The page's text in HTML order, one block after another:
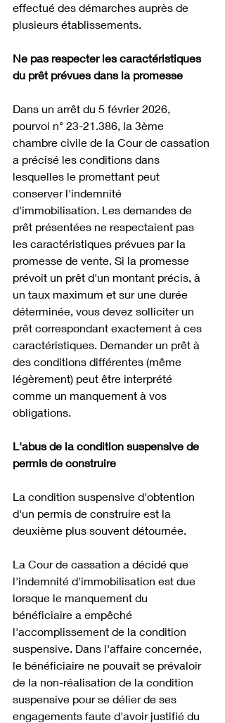
effectué des démarches auprès de
plusieurs établissements.
Ne pas respecter les caractéristiques
du prêt prévues dans la promesse
Dans un arrêt du 5 février 2026,
pourvoi n° 23-21.386, la 3ème
chambre civile de la Cour de cassation
a précisé les conditions dans
lesquelles le promettant peut
conserver l'indemnité
d'immobilisation. Les demandes de
prêt présentées ne respectaient pas
les caractéristiques prévues par la
promesse de vente. Si la promesse
prévoit un prêt d'un montant précis, à
un taux maximum et sur une durée
déterminée, vous devez solliciter un
prêt correspondant exactement à ces
caractéristiques. Demander un prêt à
des conditions différentes (même
légèrement) peut être interprété
comme un manquement à vos
obligations.
L'abus de la condition suspensive de
permis de construire
La condition suspensive d'obtention
d'un permis de construire est la
deuxième plus souvent détournée.
La Cour de cassation a décidé que
l'indemnité d'immobilisation est due
lorsque le manquement du
bénéficiaire a empêché
l'accomplissement de la condition
suspensive. Dans l'affaire concernée,
le bénéficiaire ne pouvait se prévaloir
de la non-réalisation de la condition
suspensive pour se délier de ses
engagements faute d'avoir justifié du